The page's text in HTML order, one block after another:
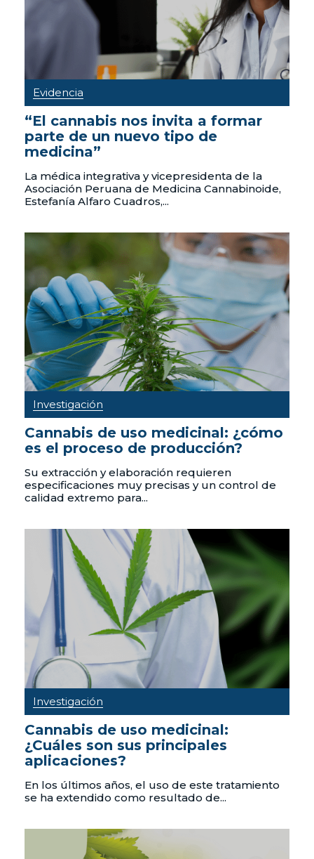
Evidencia
“El cannabis nos invita a formar
parte de un nuevo tipo de
medicina”
La médica integrativa y vicepresidenta de la
Asociación Peruana de Medicina Cannabinoide,
Estefanía Alfaro Cuadros,...
Investigación
Cannabis de uso medicinal: ¿cómo
es el proceso de producción?
Su extracción y elaboración requieren
especificaciones muy precisas y un control de
calidad extremo para...
Investigación
Cannabis de uso medicinal:
¿Cuáles son sus principales
aplicaciones?
En los últimos años, el uso de este tratamiento
se ha extendido como resultado de...